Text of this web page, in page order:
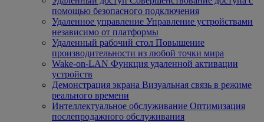
помощью безопасного подключения
Удаленное управление Управление устройствами
независимо от платформы
Удаленный рабочий стол Повышение
производительности из любой точки мира
Wake-on-LAN Функция удаленной активации
устройств
Демонстрация экрана Визуальная связь в режиме
реального времени
Интеллектуальное обслуживание Оптимизация
послепродажного обслуживания